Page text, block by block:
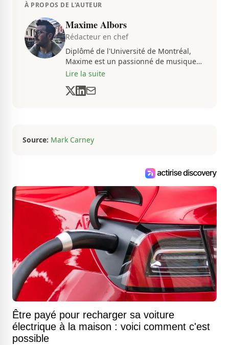
À PROPOS DE L'AUTEUR
Maxime Albors
Rédacteur en chef
Diplômé de l'Université de Montréal,
Maxime est un passionné de musique
et de basketball. Il suit de très près
du contenu informatif et divertissant.
Lire la suite
Source: Mark Carney
Être payé pour recharger sa voiture
électrique à la maison : voici comment c'est
possible